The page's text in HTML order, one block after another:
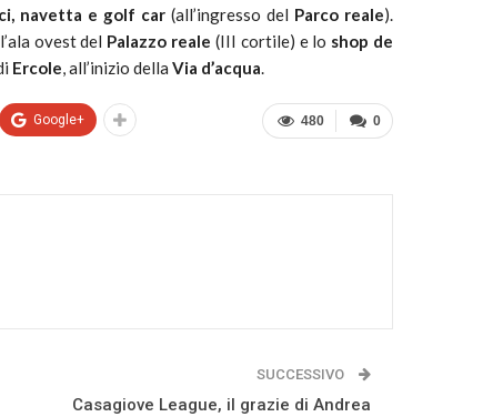
navetta e golf car(all’ingresso del Parco reale).
ovest del Palazzo reale (III cortile) e lo shop de
Ercole, all’inizio della Via d’acqua.
0
480
Google+
SUCCESSIVO
Casagiove League, il grazie di Andrea